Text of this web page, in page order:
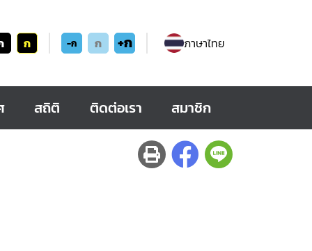
ก -ก ก +ก ภาษาไทย
สถิติ ติดต่อเรา สมาชิก